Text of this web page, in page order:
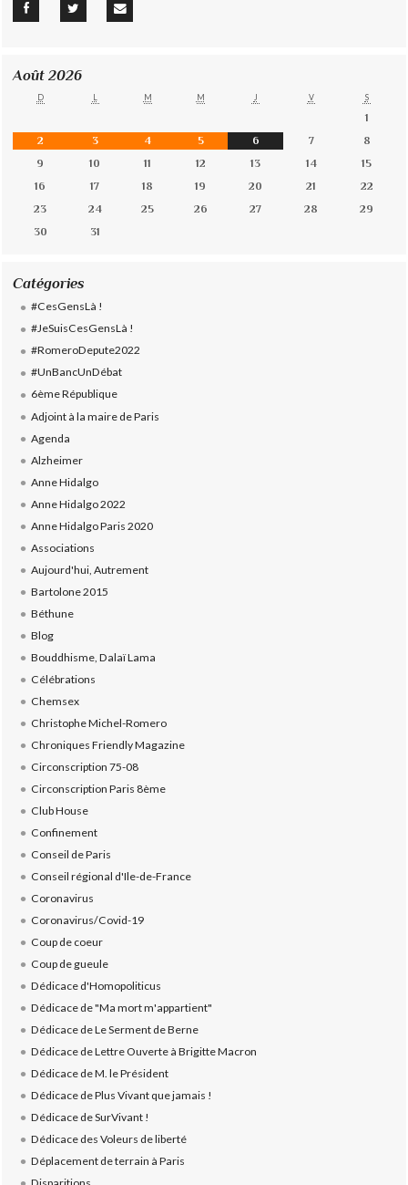
Août 2026
D L M M J V S
1
2
3 4 5 6 7
8
9
10 11 12 13 14
15
16
17 18 19 20 21
22
23
24 25 26 27 28
29
30
31
Catégories
#CesGensLà !
#JeSuisCesGensLà !
#RomeroDepute2022
#UnBancUnDébat
6ème République
Adjoint à la maire de Paris
Agenda
Alzheimer
Anne Hidalgo
Anne Hidalgo 2022
Anne Hidalgo Paris 2020
Associations
Aujourd'hui, Autrement
Bartolone 2015
Béthune
Blog
Bouddhisme, Dalaï Lama
Célébrations
Chemsex
Christophe Michel-Romero
Chroniques Friendly Magazine
Circonscription 75-08
Circonscription Paris 8ème
Club House
Confinement
Conseil de Paris
Conseil régional d'Ile-de-France
Coronavirus
Coronavirus/Covid-19
Coup de coeur
Coup de gueule
Dédicace d'Homopoliticus
Dédicace de "Ma mort m'appartient"
Dédicace de Le Serment de Berne
Dédicace de Lettre Ouverte à Brigitte Macron
Dédicace de M. le Président
Dédicace de Plus Vivant que jamais !
Dédicace de SurVivant !
Dédicace des Voleurs de liberté
Déplacement de terrain à Paris